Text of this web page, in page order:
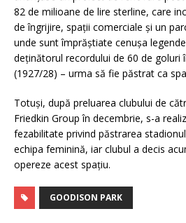
82 de milioane de lire sterline, care
de îngrijire, spații comerciale și un
unde sunt împrăștiate cenușa
deținătorul recordului de 60 de goluri
(1927/28) – urma să fie păstrat ca
Totuși, după preluarea clubului de
Friedkin Group în decembrie, s-a
fezabilitate privind păstrarea
echipa feminină, iar clubul a decis
opereze acest spațiu.
GOODISON PARK